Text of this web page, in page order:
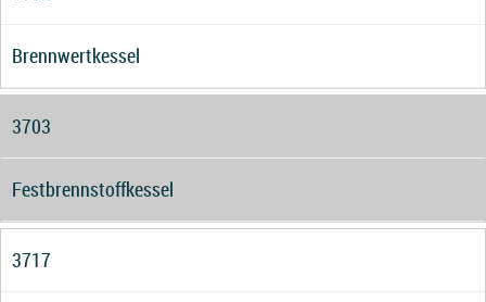
Brennwertkessel
3703
Festbrennstoffkessel
3717